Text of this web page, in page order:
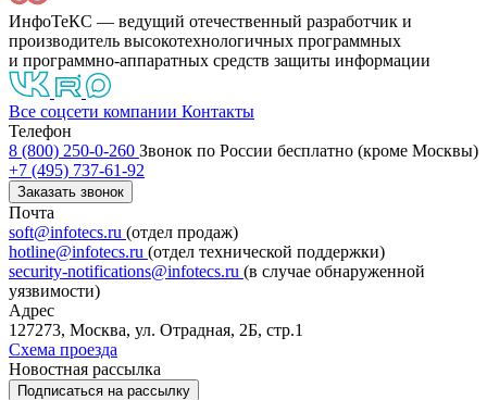
ИнфоТеКС — ведущий отечественный разработчик и
производитель высокотехнологичных программных
и программно-аппаратных средств защиты информации
Все соцсети компании Контакты
Телефон
8 (800) 250-0-260 Звонок по России бесплатно (кроме Москвы)
+7 (495) 737-61-92
Заказать звонок
Почта
soft@infotecs.ru (отдел продаж)
hotline@infotecs.ru (отдел технической поддержки)
security-notifications@infotecs.ru (в случае обнаруженной
уязвимости)
Адрес
127273, Москва, ул. Отрадная, 2Б, стр.1
Схема проезда
Новостная рассылка
Подписаться на рассылку